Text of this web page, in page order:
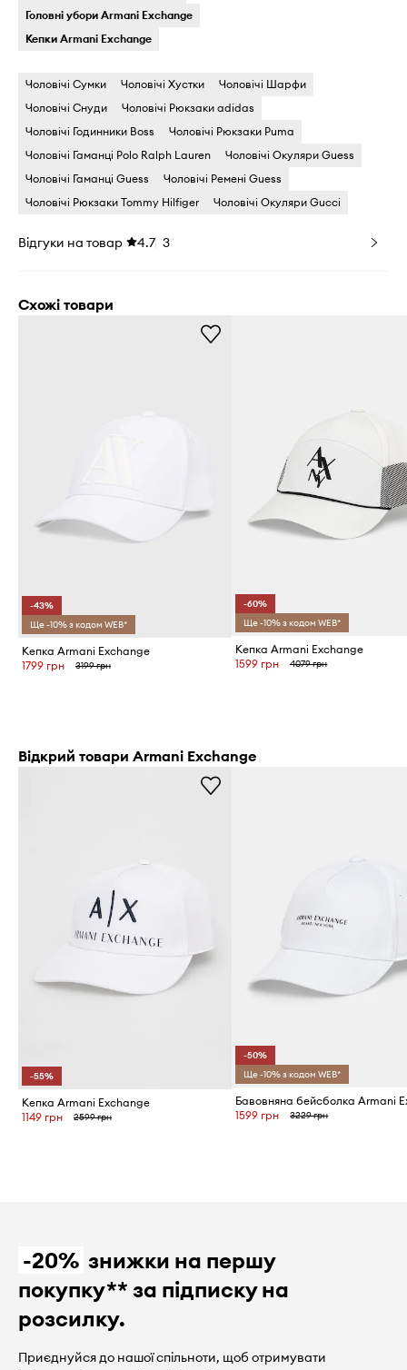
Головні убори Armani Exchange
Кепки Armani Exchange
Чоловічі Сумки Чоловічі Хустки
Чоловічі Шарфи
Чоловічі Снуди
Чоловічі Рюкзаки adidas
Чоловічі Годинники Boss
Чоловічі Рюкзаки Puma
Чоловічі Гаманці Polo Ralph Lauren
Чоловічі Окуляри Guess
Чоловічі Гаманці Guess
Чоловічі Ремені Guess
Чоловічі Рюкзаки Tommy Hilfiger
Чоловічі Окуляри Gucci
Відгуки на товар 4.7 3
Схожі товари
-43%
Ще -10% з кодом WEB*
Кепка Armani Exchange
1799 грн
3199 грн
-60%
Ще -10% з кодом WEB*
Кепка Armani Exchange
1599 грн
4079 грн
Відкрий товари Armani Exchange
-55%
Кепка Armani Exchange
1149 грн
2599 грн
-50%
Ще -10% з кодом WEB*
1599 грн 3229 грн
-20% знижки на першу
покупку** за підписку на
розсилку.
Приєднуйся до нашої спільноти, щоб отримувати